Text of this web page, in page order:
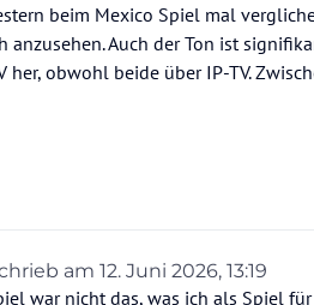
beim Mexico Spiel mal
anzusehen. Auch der Ton ist
her, obwohl beide über IP-TV.
am 12. Juni 2026, 13:19
editiert von
war nicht das, was ich als Spiel